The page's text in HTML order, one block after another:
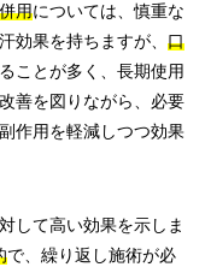
用については、慎重な
効果を持ちますが、 口
ことが多く、長期使用
善を図りながら、必要
作用を軽減しつつ効果
して高い効果を示しま
で、繰り返し施術が必